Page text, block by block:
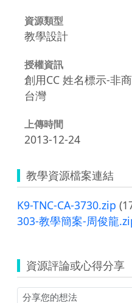
資源類型
教學設計
授權資訊
創用CC 姓名標示-非
台灣
上傳時間
2013-12-24
教學資源檔案連結
K9-TNC-CA-3730.zip
303-教學簡案-周俊龍
資源評論或心得分享